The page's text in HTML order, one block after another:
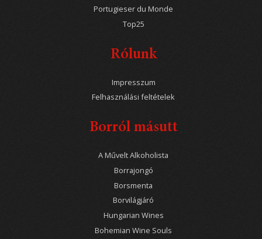
Portugieser du Monde
Top25
Rólunk
Impresszum
Felhasználási feltételek
Borról másutt
A Művelt Alkoholista
Borrajongó
Borsmenta
Borvilágjáró
Hungarian Wines
Bohemian Wine Souls